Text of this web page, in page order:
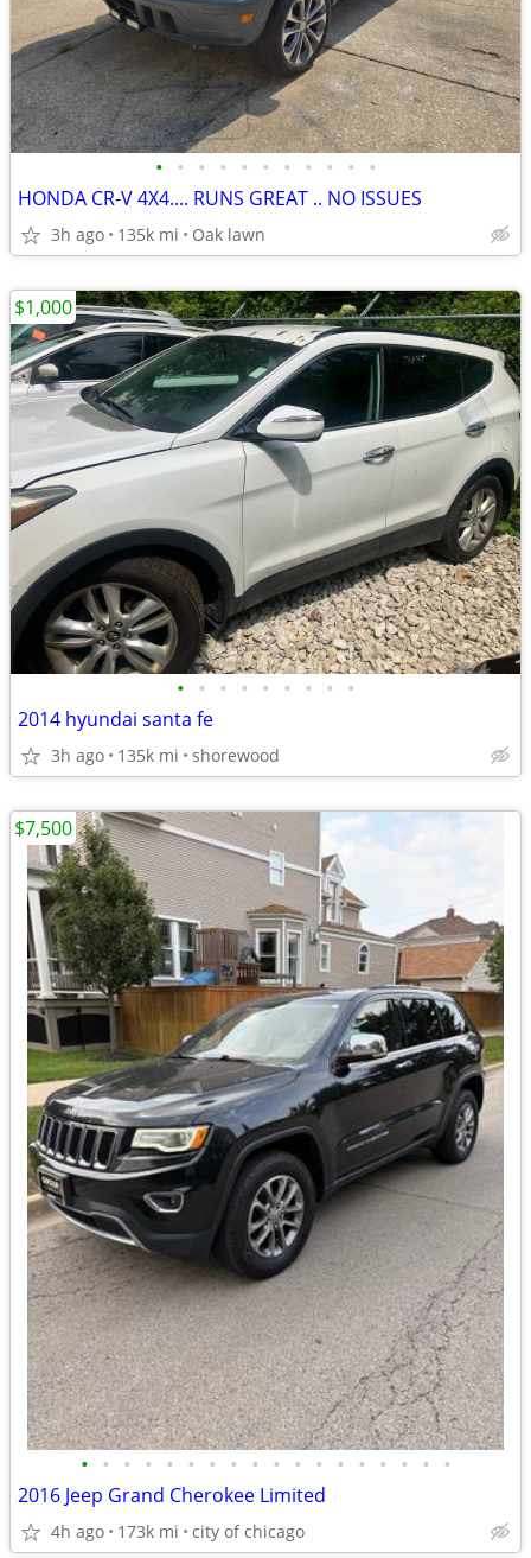
• • • • • • • • • • •
HONDA CR-V 4X4.... RUNS GREAT .. NO ISSUES
3h ago 135k mi Oak lawn
• • • • • • • • •
2014 hyundai santa fe
3h ago 135k mi shorewood
$1,000
• • • • • • • • • • • • • • • • • •
2016 Jeep Grand Cherokee Limited
4h ago 173k mi city of chicago
$7,500